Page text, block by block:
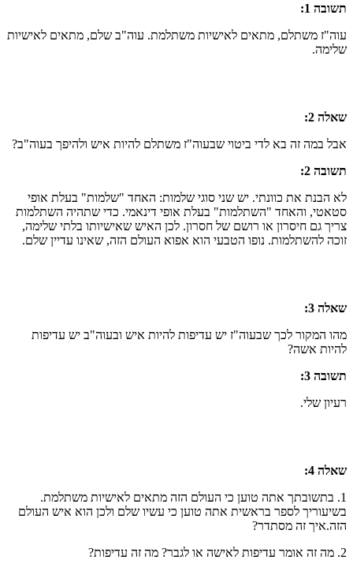
תשובה 1:
עוה"ז משתלם, מתאים לאישיות משתלמת. עוה"ב שלם, מתאים לאישיות
שלימה.
שאלה 2:
אבל במה זה בא לדי ביטוי שבעוה"ז משתלם להיות איש ולהיפך בעוה"ב?
תשובה 2:
לא הבנת את כוונתי. יש שני סוגי שלמות: האחד "שלמות" בעלת אופי
סטאטי, והאחד "השתלמות" בעלת אופי דינאמי. כדי שתהיה השתלמות
צריך גם חיסרון או רושם של חסרון. לכן האיש שאישיותו בלתי שלימה,
זוכה להשתלמות. נופו הטבעי הוא אפוא העולם הזה, שאינו עדיין שלם.
שאלה 3:
מהו המקור לכך שבעוה"ז יש עדיפות להיות איש ובעוה"ב יש עדיפות
להיות אשה?
תשובה 3:
רעיון שלי.
שאלה 4:
1. בתשובתך אתה טוען כי העולם הזה מתאים לאישיות משתלמת.
בשיעוריך לספר בראשית אתה טוען כי עשיו שלם ולכן הוא איש העולם
הזה.איך זה מסתדר?
2. מה זה אומר עדיפות לאישה או לגבר? מה זה עדיפות?